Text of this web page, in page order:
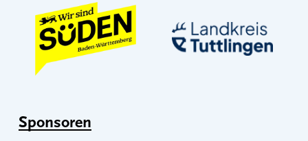
Sponsoren